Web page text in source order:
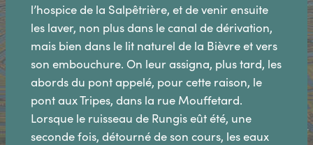
l’hospice de la Salpêtrière, et de venir ensuite
les laver, non plus dans le canal de dérivation,
mais bien dans le lit naturel de la Bièvre et vers
son embouchure. On leur assigna, plus tard, les
abords du pont appelé, pour cette raison, le
pont aux Tripes, dans la rue Mouffetard.
Lorsque le ruisseau de Rungis eût été, une
seconde fois, détourné de son cours, les eaux